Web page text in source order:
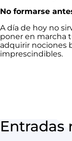
No formarse
A día de hoy no
poner en marcha
adquirir nociones
imprescindibles.
Entradas